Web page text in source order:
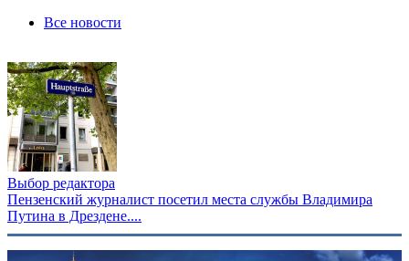
Все новости
Выбор редактора
Пензенский журналист посетил места службы Владимира
Путина в Дрездене....